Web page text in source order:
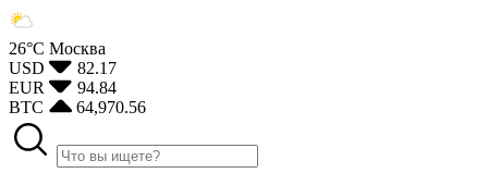
26°С Москва
USD
82.17
EUR
94.84
BTC
64,970.56